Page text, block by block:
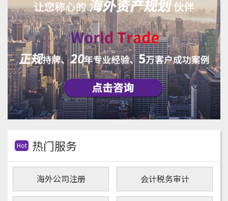
Hot 热门服务
海外公司注册 会计税务审计